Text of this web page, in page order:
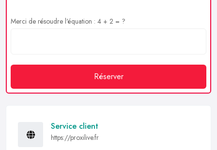
Merci de résoudre l'équation : 4 + 2 = ?
Réserver
Service client
https://proxilive.fr